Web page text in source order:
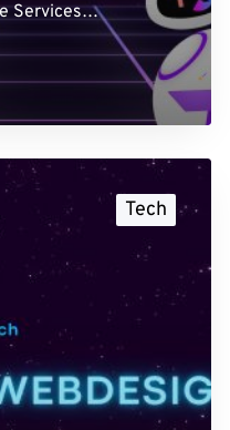
Services…
Tech